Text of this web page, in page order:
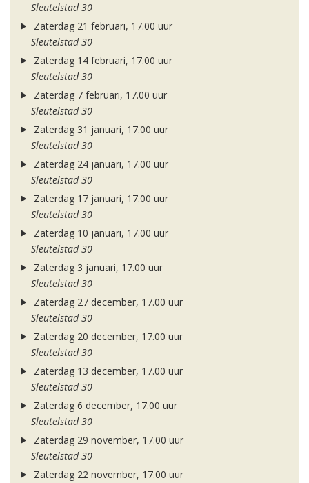
Sleutelstad 30
Zaterdag 21 februari, 17.00 uur
Sleutelstad 30
Zaterdag 14 februari, 17.00 uur
Sleutelstad 30
Zaterdag 7 februari, 17.00 uur
Sleutelstad 30
Zaterdag 31 januari, 17.00 uur
Sleutelstad 30
Zaterdag 24 januari, 17.00 uur
Sleutelstad 30
Zaterdag 17 januari, 17.00 uur
Sleutelstad 30
Zaterdag 10 januari, 17.00 uur
Sleutelstad 30
Zaterdag 3 januari, 17.00 uur
Sleutelstad 30
Zaterdag 27 december, 17.00 uur
Sleutelstad 30
Zaterdag 20 december, 17.00 uur
Sleutelstad 30
Zaterdag 13 december, 17.00 uur
Sleutelstad 30
Zaterdag 6 december, 17.00 uur
Sleutelstad 30
Zaterdag 29 november, 17.00 uur
Sleutelstad 30
Zaterdag 22 november, 17.00 uur